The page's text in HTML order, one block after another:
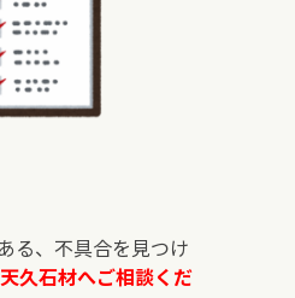
る、不具合を見つけ
久石材へご相談くだ